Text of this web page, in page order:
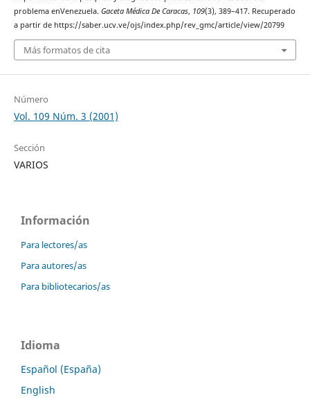
problema enVenezuela. Gaceta Médica De Caracas, 109(3), 389–417. Recuperado
a partir de https://saber.ucv.ve/ojs/index.php/rev_gmc/article/view/20799
Más formatos de cita
Número
Vol. 109 Núm. 3 (2001)
Sección
VARIOS
Información
Para lectores/as
Para autores/as
Para bibliotecarios/as
Idioma
Español (España)
English